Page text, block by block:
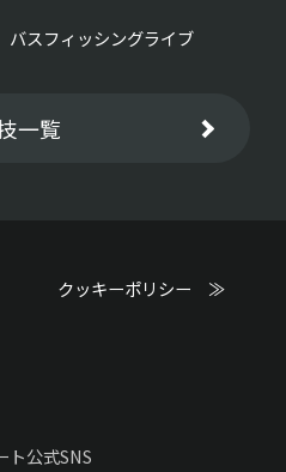
バスフィッシングライブ
一覧
クッキーポリシー ≫
ト公式SNS